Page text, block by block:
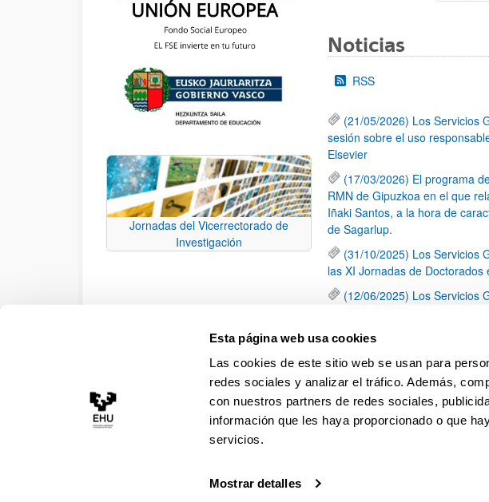
Esta página web usa cookies
Las cookies de este sitio web se usan para
redes sociales y analizar el tráfico. Además,
con nuestros partners de redes sociales,
información que les haya proporcionado o que
servicios.
Mostrar detalles
Jornadas del Vicerrectorado de
Investigación
Noticias
RSS
(21/05/2026) Los Servicios
sesión sobre el uso
Elsevier
(17/03/2026) El programa
RMN de Gipuzkoa en el que
Iñaki Santos, a la hora de
de Sagarlup.
(31/10/2025) Los Servicios
las XI Jornadas de
(12/06/2025) Los Servicios
una caracterización química
1